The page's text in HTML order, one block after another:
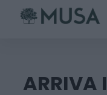
contentARRIVA